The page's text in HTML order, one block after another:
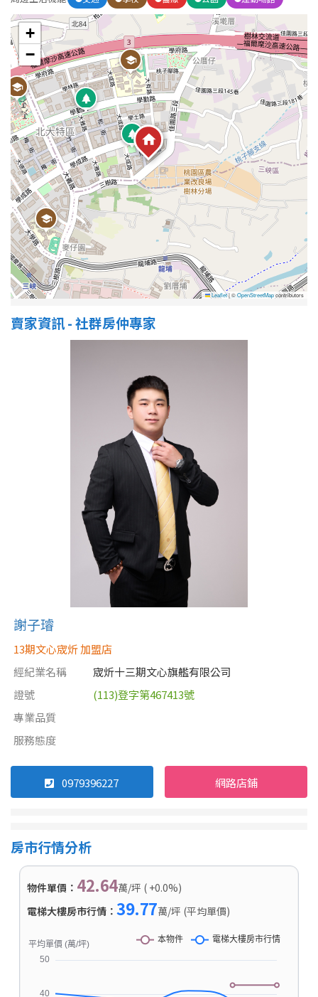
屋齡
不拘
5 年以下
5-10 年 10-20 年
20-30 年 30-40 年
40 年以上
售價
+
−
Leaflet|©OpenStreetMapcontributors
賣家資訊 - 社群房仲專家
謝子璿
13期文心宬炘 加盟店
經紀業名稱
宬炘十三期文心旗艦有限公司
證號
(113)登字第467413號
專業品質
服務態度
0979396227 網路店鋪
房市行情分析
物件單價： 42.64萬/坪 ( +0.0%)
電梯大樓房市行情： 39.77萬/坪 (平均單價)